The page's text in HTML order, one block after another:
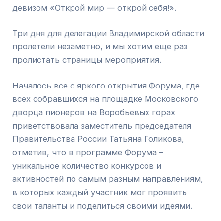
девизом «Открой мир — открой себя!».
Три дня для делегации Владимирской области
пролетели незаметно, и мы хотим еще раз
пролистать страницы мероприятия.
Началось все с яркого открытия Форума, где
всех собравшихся на площадке Московского
дворца пионеров на Воробьевых горах
приветствовала заместитель председателя
Правительства России Татьяна Голикова,
отметив, что в программе Форума –
уникальное количество конкурсов и
активностей по самым разным направлениям,
в которых каждый участник мог проявить
свои таланты и поделиться своими идеями.